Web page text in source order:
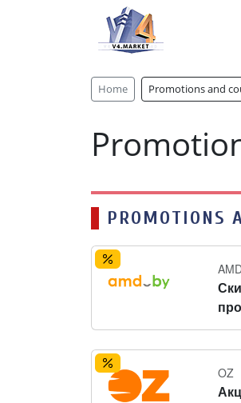
Home Promotions and
PROMOTIONS
OZ